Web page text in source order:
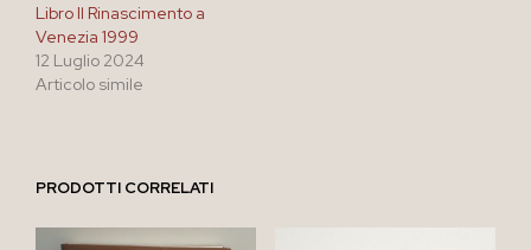
Libro Il Rinascimento a
Venezia 1999
12 Luglio 2024
Articolo simile
PRODOTTI CORRELATI